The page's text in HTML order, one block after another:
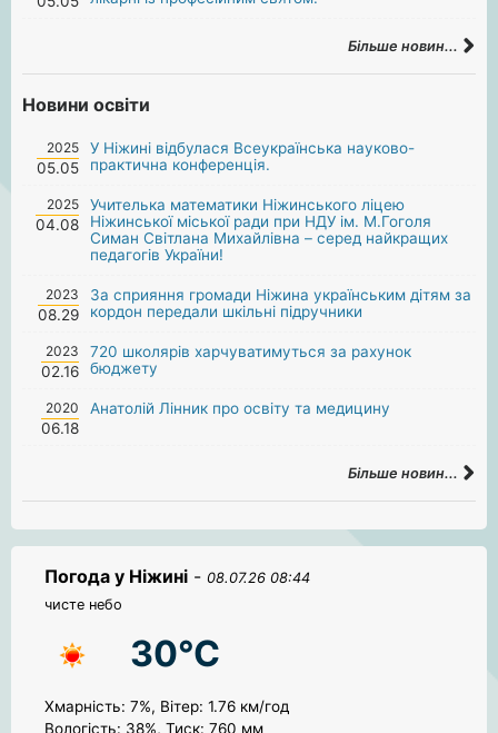
Більше новин...
Новини освіти
2025
05.05
У Ніжині відбулася Всеукраїнська науково-
практична конференція.
2025
04.08
Учителька математики Ніжинського ліцею
Ніжинської міської ради при НДУ ім. М.Гоголя
Симан Світлана Михайлівна – серед найкращих
педагогів України!
2023
08.29
За сприяння громади Ніжина українським дітям за
кордон передали шкільні підручники
2023
02.16
720 школярів харчуватимуться за рахунок
бюджету
2020
06.18
Анатолій Лінник про освіту та медицину
Більше новин...
Погода у Ніжині - 08.07.26 08:44
чисте небо
30°C
Хмарність: 7%, Вітер: 1.76 км/год
Вологість: 38%, Тиск: 760 мм